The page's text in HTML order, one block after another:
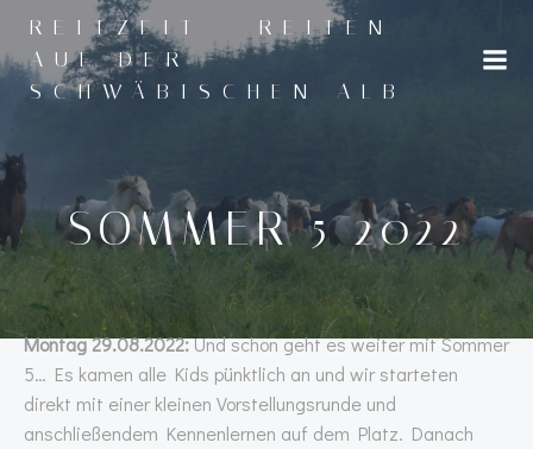
Inhalt
REITZEIT - REITEN
AUF DER
SCHWÄBISCHEN ALB
SOMMER 5 2022
Montag 29.08.2022:Und schon geht es weiter mit Sommer
5… Es kamen alle Kids pünktlich an und wir starteten
direkt mit einer kleinen Vorstellungsrunde und
anschließendem Kennenlernen auf dem Platz. Danach